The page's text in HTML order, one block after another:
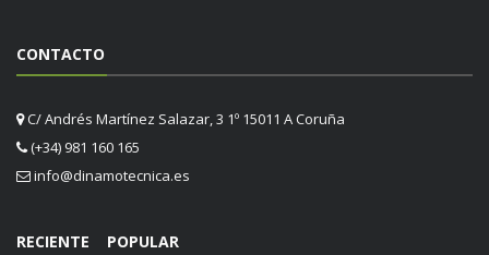
CONTACTO
C/ Andrés Martínez Salazar, 3 1º 15011 A Coruña
(+34) 981 160 165
info@dinamotecnica.es
RECIENTE POPULAR